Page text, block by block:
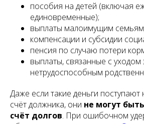
пособия на детей (включая
единовременные);
выплаты малоимущим
компенсации и субсидии
пенсия по случаю потери
выплаты, связанные с
нетрудоспособным
Даже если такие деньги поступают
счёт должника, они не могут
счёт долгов. При ошибочном